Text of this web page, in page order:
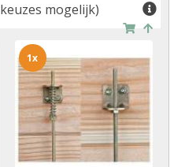
mogelijk)
1x